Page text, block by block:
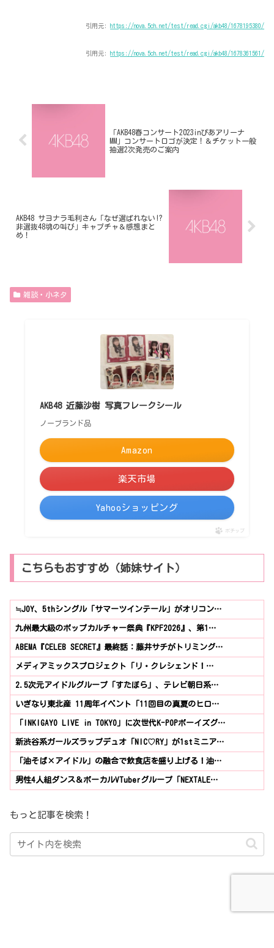
引用元: https://nova.5ch.net/test/read.cgi/akb48/1678195380/
引用元: https://nova.5ch.net/test/read.cgi/akb48/1678361561/
「AKB48春コンサート2023inぴあアリーナ
MM」コンサートロゴが決定！＆チケット一般
抽選2次発売のご案内
AKB48 サヨナラ毛利さん「なぜ選ばれない!?
非選抜48魂の叫び」キャプチャ＆感想まと
め！
雑談・小ネタ
AKB48 近藤沙樹 写真フレークシール
ノーブランド品
Amazon
楽天市場
Yahooショッピング
ポチップ
こちらもおすすめ（姉妹サイト）
≒JOY、5thシングル「サマーツインテール」がオリコン…
九州最大級のポップカルチャー祭典『KPF2026』、第1…
ABEMA『CELEB SECRET』最終話：藤井サチがトリミング…
メディアミックスプロジェクト「リ・クレシェンド！…
2.5次元アイドルグループ「すたぽら」、テレビ朝日系…
いぎなり東北産 11周年イベント「11回目の真夏のヒロ…
「INKIGAYO LIVE in TOKYO」に次世代K-POPボーイズグ…
新渋谷系ガールズラップデュオ「NIC♡RY」が1stミニア…
「油そば×アイドル」の融合で飲食店を盛り上げる！油…
男性4人組ダンス＆ボーカルVTuberグループ「NEXTALE…
もっと記事を検索！